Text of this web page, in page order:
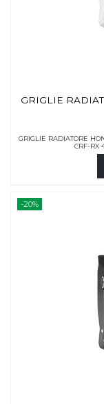
GRIGLIE
GRIGLIE RADIATORE
CRF-RX
-20%